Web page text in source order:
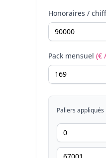
Honoraires /
Pack mensuel (€
Paliers appliqués